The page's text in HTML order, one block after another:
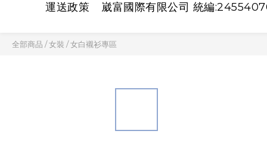
運送政策 崴富國際有限公司 統編
全部商品 /女裝 /女白襯衫專區